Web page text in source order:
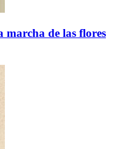
marcha de las flores